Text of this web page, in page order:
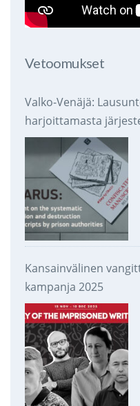
Vetoomukset
Valko-Venäjä:
harjoittamasta
takavarikoinnista ja
Kansainvälinen
kampanja 2025